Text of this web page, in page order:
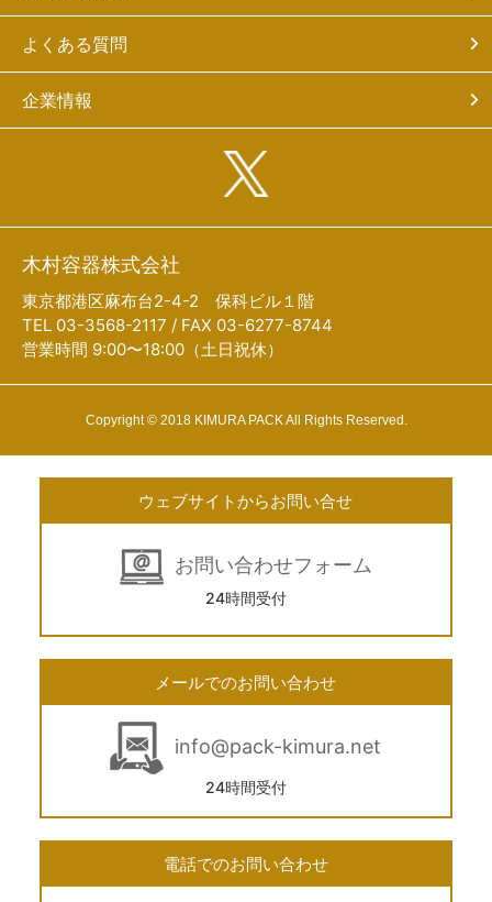
よくある質問
企業情報
木村容器株式会社
東京都港区麻布台2-4-2 保科ビル１階
TEL 03-3568-2117 / FAX 03-6277-8744
営業時間 9:00〜18:00（土日祝休）
Copyright © 2018 KIMURA PACK All Rights Reserved.
ウェブサイトからお問い合せ
お問い合わせフォーム
24時間受付
メールでのお問い合わせ
info@pack-kimura.net
24時間受付
電話でのお問い合わせ